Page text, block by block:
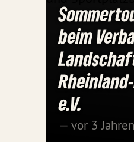
beim
e.V.
— vor 3 Jahren